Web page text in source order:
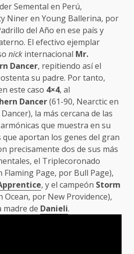
Semental en Perú,
Niner en Young Ballerina, por
del Año en ese país y
El efectivo ejemplar
nick internacional Mr.
Dancer, repitiendo así el
su padre. Por tanto,
este caso 4×4, al
Dancer(61-90, Nearctic en
la más cercana de las
que muestra en su
que aportan los genes del gran
precisamente dos de sus más
el Triplecoronado
Flaming Page, por Bull Page),
, y el campeón Storm
Ocean, por New Providence),
de Danieli.